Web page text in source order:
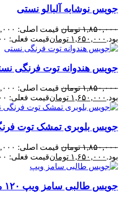
جویس نوشابه آلبالو نستی
۱,۸۵۰,۰۰۰ تومان
بود. ۱,۶۵۰,۰۰۰ تومانقیمت فعلی: ۱,۶۵۰,۰۰۰ تومان.
جویس هندوانه توت فرنگی
۱,۸۵۰,۰۰۰ تومان
بود. ۱,۶۵۰,۰۰۰ تومانقیمت فعلی: ۱,۶۵۰,۰۰۰ تومان.
جویس بلوبری تمشک توت
۱,۸۵۰,۰۰۰ تومان
بود. ۱,۶۵۰,۰۰۰ تومانقیمت فعلی: ۱,۶۵۰,۰۰۰ تومان.
جویس طالبی سامز ویپ ۱۲۰ میل